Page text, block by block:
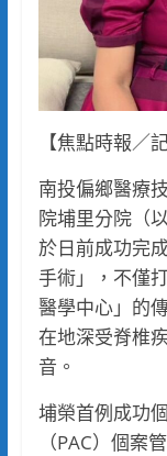
【焦點時報／
南投偏鄉醫療
院埔里分院（
於日前成功完
手術」，不僅
醫學中心」的
在地深受脊椎
音。
埔榮首例成功
（PAC）個案